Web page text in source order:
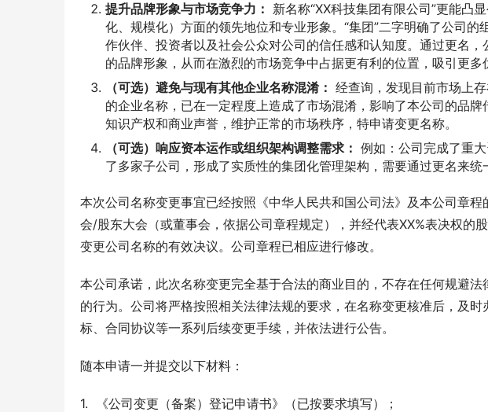
提升品牌形象与市场竞争力： 新名称“XX科技集团有限公司”更能凸
化、规模化）方面的领先地位和专业形象。“集团”二字明确了公司
作伙伴、投资者以及社会公众对公司的信任感和认知度。通过更名
的品牌形象，从而在激烈的市场竞争中占据更有利的位置，吸引更多
（可选）避免与现有其他企业名称混淆： 经查询，发现目前市场上
的企业名称，已在一定程度上造成了市场混淆，影响了本公司的品
知识产权和商业声誉，维护正常的市场秩序，特申请变更名称。
（可选）响应资本运作或组织架构调整需求： 例如：公司完成了重
了多家子公司，形成了实质性的集团化管理架构，需要通过更名来统
本次公司名称变更事宜已经按照《中华人民共和国公司法》及本公司章程
会/股东大会（或董事会，依据公司章程规定），并经代表XX%表决权的
变更公司名称的有效决议。公司章程已相应进行修改。
本公司承诺，此次名称变更完全基于合法的商业目的，不存在任何规避
的行为。公司将严格按照相关法律法规的要求，在名称变更核准后，及
标、合同协议等一系列后续变更手续，并依法进行公告。
随本申请一并提交以下材料：
1.  《公司变更（备案）登记申请书》（已按要求填写）；